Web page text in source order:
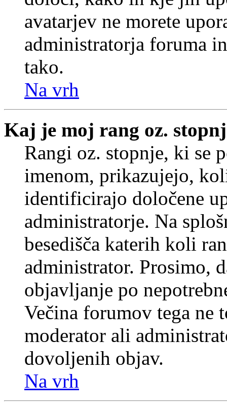
avatarjev ne morete
administratorja foruma
tako.
Na vrh
Kaj je moj rang oz.
Rangi oz. stopnje, ki se
imenom, prikazujejo,
identificirajo določene
administratorje. Na
besedišča katerih koli
administrator. Prosimo,
objavljanje po
Večina forumov tega ne
moderator ali
dovoljenih objav.
Na vrh